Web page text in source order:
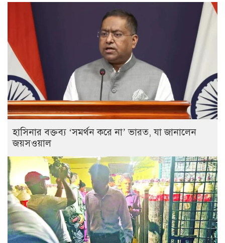
হাসিনার বক্তব্য ‘সমর্থন করে না’ ভারত, যা জানালেন
জয়সওয়াল